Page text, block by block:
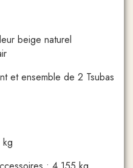
beige naturel
et ensemble de 2 Tsubas